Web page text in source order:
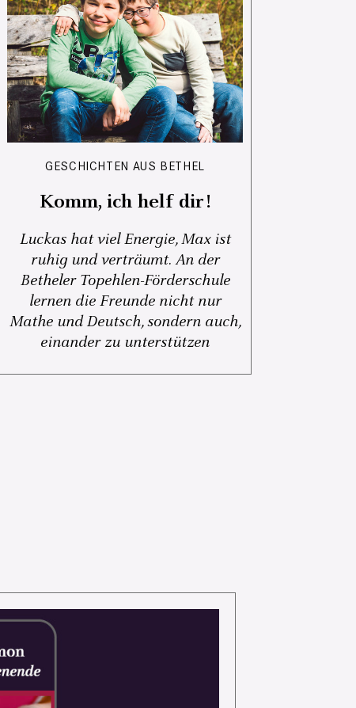
GESCHICHTEN AUS BETHEL
Komm, ich helf dir!
Luckas hat viel Energie, Max ist
ruhig und verträumt. An der
Betheler Topehlen-Förderschule
lernen die Freunde nicht nur
Mathe und Deutsch, sondern auch,
einander zu unterstützen